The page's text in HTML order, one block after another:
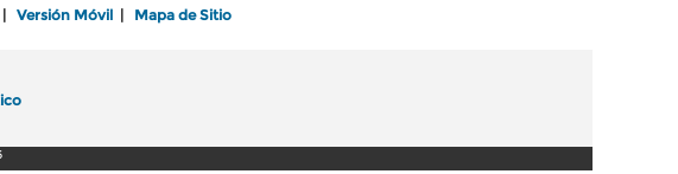
Versión Móvil Mapa de Sitio